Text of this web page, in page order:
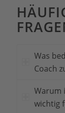
Was
Coach
Warum
wichtig